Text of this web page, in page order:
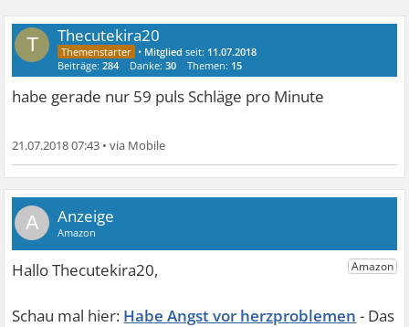
T Thecutekira20
• Mitglied seit: 11.07.2018
Beiträge:284 Danke:30 Themen: 15
habe gerade nur 59 puls Schläge pro Minute
21.07.2018 07:43 •
A
Habe Angst vor herzproblemen